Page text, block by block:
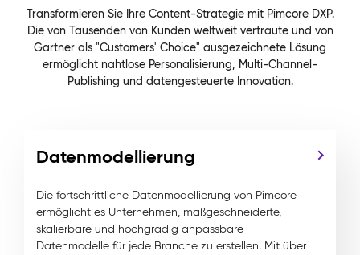
Transformieren Sie Ihre Content-Strategie mit Pimcore DXP.
Die von Tausenden von Kunden weltweit vertraute und von
Gartner als "Customers' Choice" ausgezeichnete Lösung
ermöglicht nahtlose Personalisierung, Multi-Channel-
Publishing und datengesteuerte Innovation.
Datenmodellierung
Die fortschrittliche Datenmodellierung von Pimcore
ermöglicht es Unternehmen, maßgeschneiderte,
skalierbare und hochgradig anpassbare
Datenmodelle für jede Branche zu erstellen. Mit über